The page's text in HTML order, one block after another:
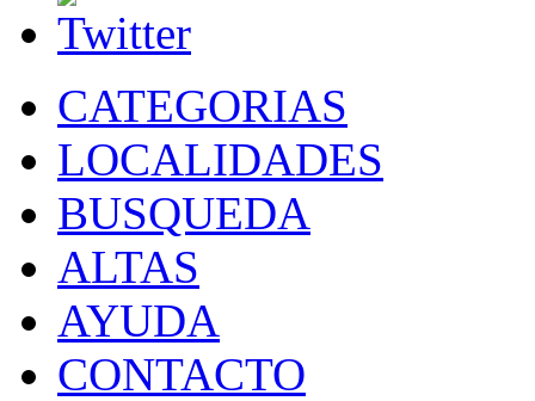
CATEGORIAS
LOCALIDADES
BUSQUEDA
ALTAS
AYUDA
CONTACTO